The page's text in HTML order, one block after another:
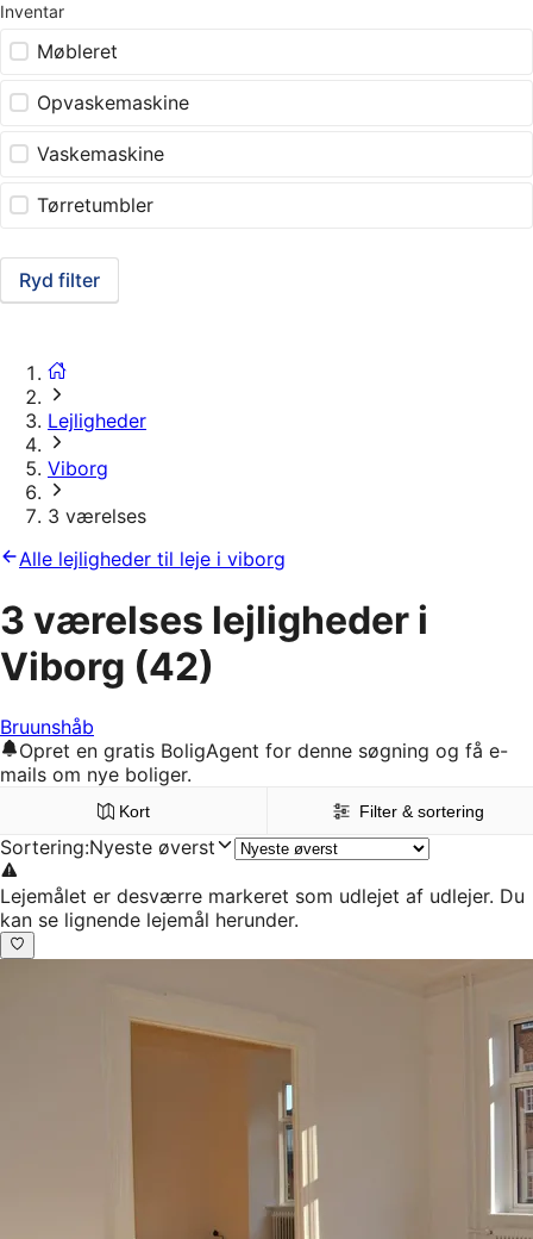
Inventar
Møbleret
Opvaskemaskine
Vaskemaskine
Tørretumbler
Ryd filter
Lejligheder
Viborg
3 værelses
Alle lejligheder til leje i viborg
3 værelses lejligheder i
Viborg (42)
Bruunshåb
Opret en gratis BoligAgent for denne søgning og få e-
mails om nye boliger.
Kort Filter & sortering
Sortering:Nyeste øverst
Lejemålet er desværre markeret som udlejet af udlejer. Du
kan se lignende lejemål herunder.